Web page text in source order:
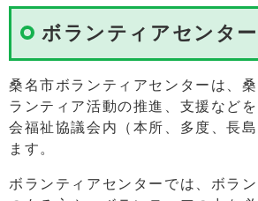
ボランティアセンタ
桑名市ボランティアセンターは、
ランティア活動の推進、支援など
会福祉協議会内（本所、多度、長
ます。
ボランティアセンターでは、ボラ